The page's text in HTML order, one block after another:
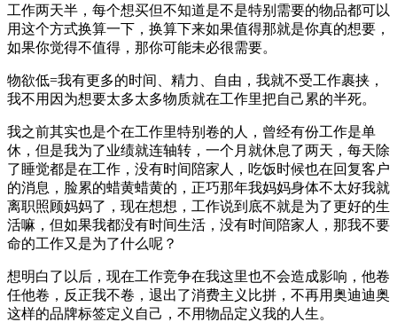
工作两天半，每个想买但不知道是不是特别需要的物品都可以
用这个方式换算一下，换算下来如果值得那就是你真的想要，
如果你觉得不值得，那你可能未必很需要。
物欲低=我有更多的时间、精力、自由，我就不受工作裹挟，
我不用因为想要太多太多物质就在工作里把自己累的半死。
我之前其实也是个在工作里特别卷的人，曾经有份工作是单
休，但是我为了业绩就连轴转，一个月就休息了两天，每天除
了睡觉都是在工作，没有时间陪家人，吃饭时候也在回复客户
的消息，脸累的蜡黄蜡黄的，正巧那年我妈妈身体不太好我就
离职照顾妈妈了，现在想想，工作说到底不就是为了更好的生
活嘛，但如果我都没有时间生活，没有时间陪家人，那我不要
命的工作又是为了什么呢？
想明白了以后，现在工作竞争在我这里也不会造成影响，他卷
任他卷，反正我不卷，退出了消费主义比拼，不再用奥迪迪奥
这样的品牌标签定义自己，不用物品定义我的人生。